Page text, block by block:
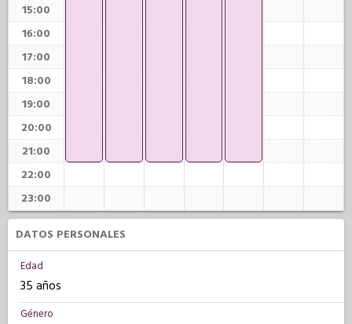
15:00
16:00
17:00
18:00
19:00
20:00
21:00
22:00
23:00
DATOS PERSONALES
Edad
35 años
Género